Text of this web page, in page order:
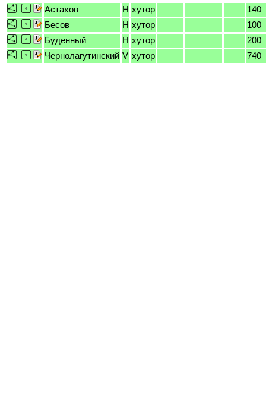
Астахов
H хутор
140
Бесов
H хутор
100
Буденный
H хутор
200
Чернолагутинский V хутор 740